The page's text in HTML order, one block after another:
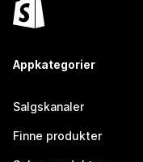
Appkategorier
Salgskanaler
Finne produkter